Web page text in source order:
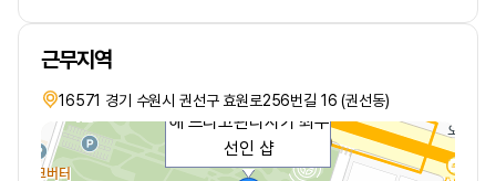
근무지역
16571 경기 수원시 권선구 효원로256번길 16 (권선동)
들 불편하시지 않게 지원
해 드리고관리사가 최우
선인 샵